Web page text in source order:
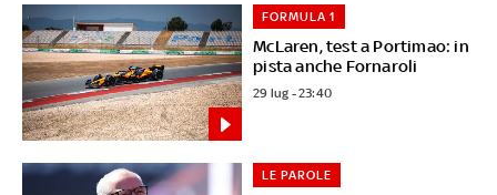
McLaren, test a Portimao: in
pista anche Fornaroli
FORMULA 1
29 lug - 23:40
LE PAROLE